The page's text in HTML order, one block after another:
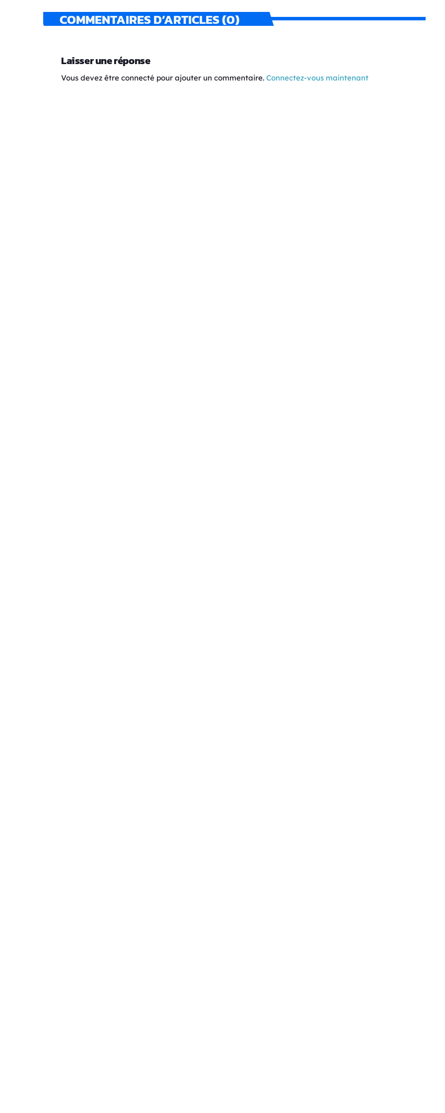
COMMENTAIRES D’ARTICLES (0)
Laisser une réponse
Vous devez être connecté pour ajouter un commentaire. Connectez-vous maintenant